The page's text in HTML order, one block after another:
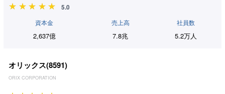
5.0
資本金
2,637億
売上高
7.8兆
社員数
5.2万人
オリックス(8591)
ORIX CORPORATION